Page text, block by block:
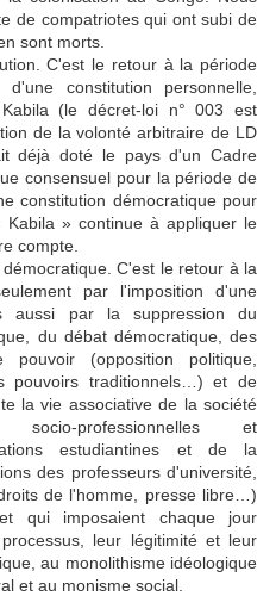
de compatriotes qui ont subi de
sont morts.
C'est le retour à la période
constitution personnelle,
(le décret-loi n° 003 est
de la volonté arbitraire de LD
déjà doté le pays d'un Cadre
consensuel pour la période de
constitution démocratique pour
» continue à appliquer le
compte.
C'est le retour à la
par l'imposition d'une
aussi par la suppression du
du débat démocratique, des
(opposition politique,
pouvoirs traditionnels…) et de
la vie associative de la société
professionnelles et
estudiantines et de la
des professeurs d'université,
de l'homme, presse libre…)
qui imposaient chaque jour
leur légitimité et leur
au monolithisme idéologique
et au monisme social.